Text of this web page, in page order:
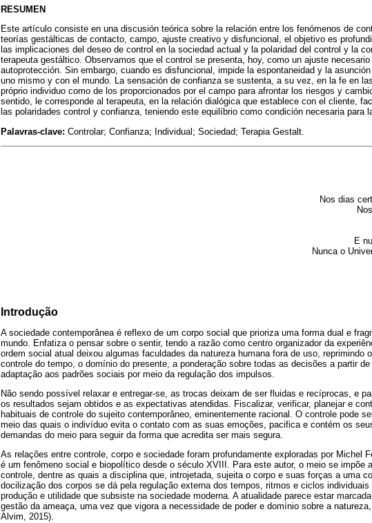
RESUMEN
Este artículo consiste en una discusión teórica sobre la relación entre los fenómenos de
teorías gestálticas de contacto, campo, ajuste creativo y disfuncional, el objetivo es
las implicaciones del deseo de control en la sociedad actual y la polaridad del control y la
terapeuta gestáltico. Observamos que el control se presenta, hoy, como un ajuste
autoprotección. Sin embargo, cuando es disfuncional, impide la espontaneidad y la
uno mismo y con el mundo. La sensación de confianza se sustenta, a su vez, en la fe en
próprio individuo como de los proporcionados por el campo para afrontar los riesgos y
sentido, le corresponde al terapeuta, en la relación dialógica que establece con el cliente,
las polaridades control y confianza, teniendo este equilíbrio como condición necesaria para
Palavras-clave: Controlar; Confianza; Individual; Sociedad; Terapia Gestalt.
Nos dias
E
Nunca o
Introdução
A sociedade contemporânea é reflexo de um corpo social que prioriza uma forma dual e
mundo. Enfatiza o pensar sobre o sentir, tendo a razão como centro organizador da
ordem social atual deixou algumas faculdades da natureza humana fora de uso, reprimindo
controle do tempo, o domínio do presente, a ponderação sobre todas as decisões a partir
adaptação aos padrões sociais por meio da regulação dos impulsos.
Não sendo possível relaxar e entregar-se, as trocas deixam de ser fluidas e recíprocas, e
os resultados sejam obtidos e as expectativas atendidas. Fiscalizar, verificar, planejar e
habituais de controle do sujeito contemporâneo, eminentemente racional. O controle pode
meio das quais o indivíduo evita o contato com as suas emoções, pacifica e contém os
demandas do meio para seguir da forma que acredita ser mais segura.
As relações entre controle, corpo e sociedade foram profundamente exploradas por Michel
é um fenômeno social e biopolítico desde o século XVIII. Para este autor, o meio se impõe
controle, dentre as quais a disciplina que, introjetada, sujeita o corpo e suas forças a uma
docilização dos corpos se dá pela regulação externa dos tempos, ritmos e ciclos
produção e utilidade que subsiste na sociedade moderna. A atualidade parece estar
gestão da ameaça, uma vez que vigora a necessidade de poder e domínio sobre a
Alvim, 2015).